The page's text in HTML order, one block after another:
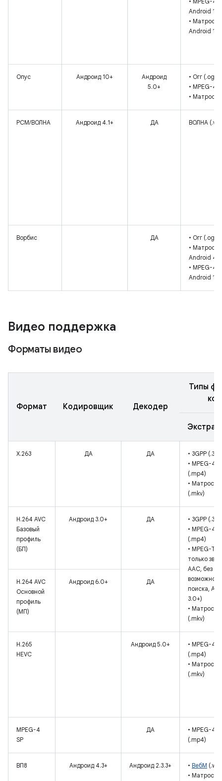
Android
•
Android
Опус Андроид 10+
Андроид
5.0+
• Огг (.ogg)
• MPEG-4
•
PCM/ВОЛНА Андроид 4.1+ ДА ВОЛНА
Ворбис ДА
• Огг (.ogg)
•
Android
• MPEG-4
Android
Видео поддержка
Форматы видео
Формат Кодировщик Декодер
Типы
Х.263 ДА ДА
• 3GPP
• MPEG-4
(.mp4)
• Матроска
(.mkv)
H.264 AVC
Базовый
профиль
(БП)
Андроид 3.0+ ДА
• 3GPP
• MPEG-4
(.mp4)
• MPEG-TS
только звук
AAC, без
поиска,
3.0+)
• Матроска
(.mkv)
H.264 AVC
Основной
профиль
(МП)
Андроид 6.0+ ДА
H.265
HEVC
Андроид 5.0+
• MPEG-4
(.mp4)
• Матроска
(.mkv)
MPEG-4
SP
ДА
• MPEG-4
(.mp4)
ВП8 Андроид 4.3+ Андроид 2.3.3+ • ВебМ
• Матроска